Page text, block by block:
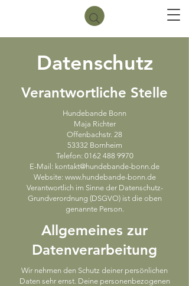
Datenschutz
Verantwortliche Stelle
Hundebande Bonn
Maja Richter
Offenbachstr. 28
53332 Bornheim
Telefon: 0162 488 9970
E-Mail: kontakt@hundebande-bonn.de
Website: www.hundebande-bonn.de
Verantwortlich im Sinne der Datenschutz-
Grundverordnung (DSGVO) ist die oben
genannte Person.
Allgemeines zur
Datenverarbeitung
Wir nehmen den Schutz deiner persönlichen
Daten sehr ernst. Deine personenbezogenen